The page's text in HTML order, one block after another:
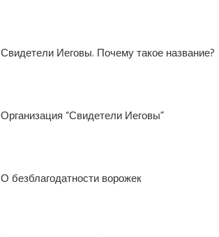
Свидетели Иеговы. Почему такое название?
Организация “Свидетели Иеговы”
О безблагодатности ворожек